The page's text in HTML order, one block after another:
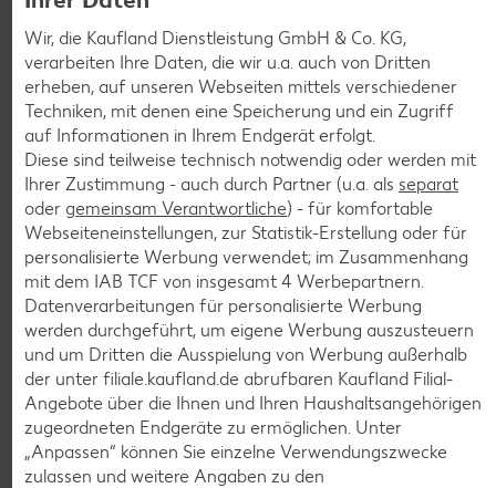
SCHWARZWALDMILCH
Bioland frische Vollmilch,
3,8 % Fett
nur
1.59
nur
1.29
Weitere Angebote anzeigen
Wir, die Kaufland Dienstleistung GmbH & Co. KG,
verarbeiten Ihre Daten, die wir u.a. auch von Dritten
erheben, auf unseren Webseiten mittels verschiedener
Techniken, mit denen eine Speicherung und ein Zugriff
auf Informationen in Ihrem Endgerät erfolgt.
Diese sind teilweise technisch notwendig oder werden mit
Ihrer Zustimmung - auch durch Partner (u.a. als separat
oder gemeinsam Verantwortliche) - für komfortable
Webseiteneinstellungen, zur Statistik-Erstellung oder für
personalisierte Werbung verwendet; im Zusammenhang
mit dem IAB TCF von insgesamt 4 Werbepartnern.
Datenverarbeitungen für personalisierte Werbung
werden durchgeführt, um eigene Werbung auszusteuern
und um Dritten die Ausspielung von Werbung außerhalb
der unter filiale.kaufland.de abrufbaren Kaufland Filial-
Angebote über die Ihnen und Ihren Haushaltsangehörigen
zugeordneten Endgeräte zu ermöglichen. Unter
„Anpassen“ können Sie einzelne Verwendungszwecke
zulassen und weitere Angaben zu den